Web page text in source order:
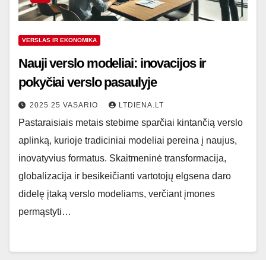
VERSLAS IR EKONOMIKA
Nauji verslo modeliai: inovacijos ir
pokyčiai verslo pasaulyje
2025 25 VASARIO LTDIENA.LT
Pastaraisiais metais stebime sparčiai kintančią verslo
aplinką, kurioje tradiciniai modeliai pereina į naujus,
inovatyvius formatus. Skaitmeninė transformacija,
globalizacija ir besikeičianti vartotojų elgsena daro
didelę įtaką verslo modeliams, verčiant įmones
permąstyti…